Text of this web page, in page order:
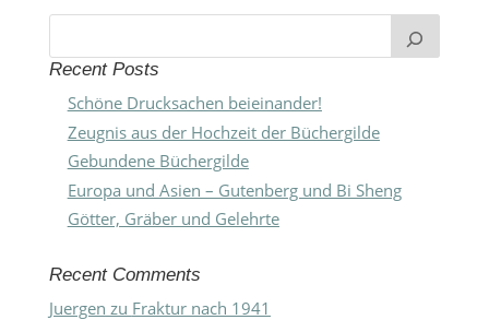
Recent Posts
Schöne Drucksachen beieinander!
Zeugnis aus der Hochzeit der Büchergilde
Gebundene Büchergilde
Europa und Asien – Gutenberg und Bi Sheng
Götter, Gräber und Gelehrte
Recent Comments
Juergen zu Fraktur nach 1941